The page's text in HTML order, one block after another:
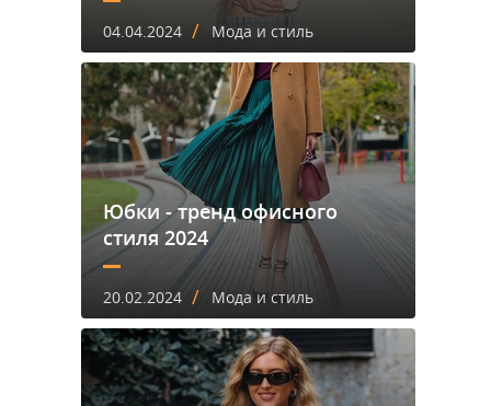
04.04.2024 / Мода и стиль
Юбки - тренд офисного
стиля 2024
20.02.2024 / Мода и стиль